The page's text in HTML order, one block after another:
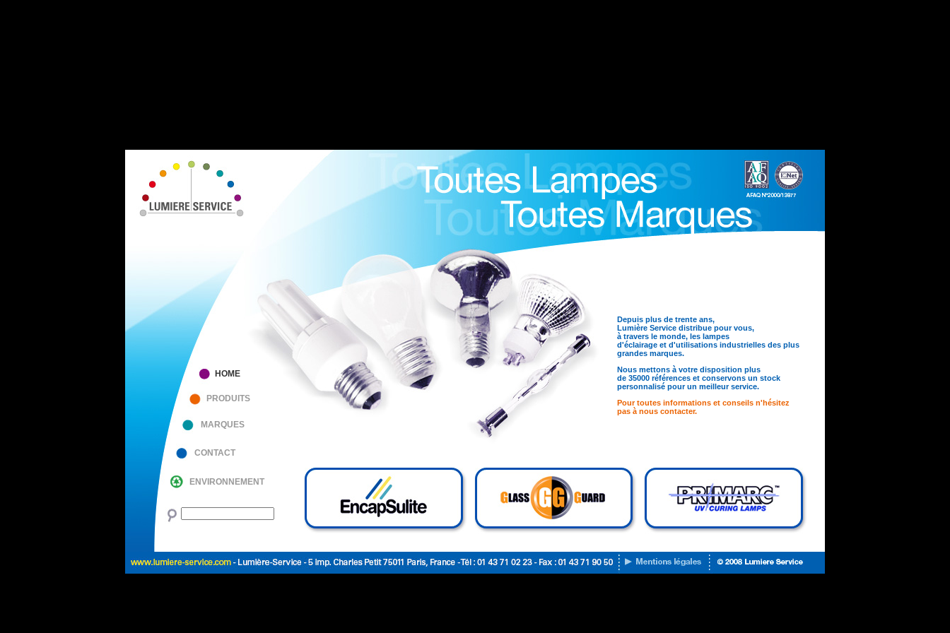
Depuis plus de trente ans,
Lumière Service distribue pour vous,
à travers le monde, les lampes
d'éclairage et d'utilisations industrielles des plus
grandes marques.
Nous mettons à votre disposition plus
de 35000 références et conservons un stock
personnalisé pour un meilleur service.
Pour toutes informations et conseils n'hésitez
pas à nous contacter.
HOME
PRODUITS
MARQUES
CONTACT
ENVIRONNEMENT